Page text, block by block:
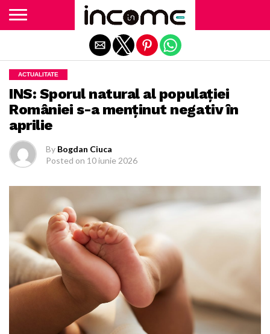
ACTUALITATE
INS: Sporul natural al populației
României s-a menținut negativ în
aprilie
By Bogdan Ciuca
Posted on 10 iunie 2026
Exit mobile version